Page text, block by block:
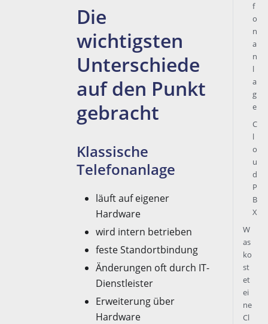
Die
wichtigsten
Unterschiede
auf den Punkt
gebracht
Klassische
Telefonanlage
läuft auf eigener
Hardware
wird intern betrieben
feste Standortbindung
Änderungen oft durch IT-
Dienstleister
Erweiterung über
Hardware
f
o
n
a
n
l
a
g
e
C
l
o
u
d
P
B
X
W
as
ko
st
et
ei
ne
Cl